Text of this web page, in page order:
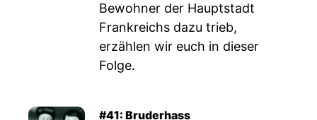
Bewohner der Hauptstadt
Frankreichs dazu trieb,
erzählen wir euch in dieser
Folge.
#41: Bruderhass